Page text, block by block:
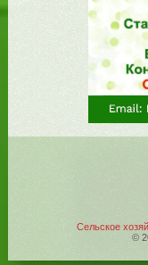
Сельское
©